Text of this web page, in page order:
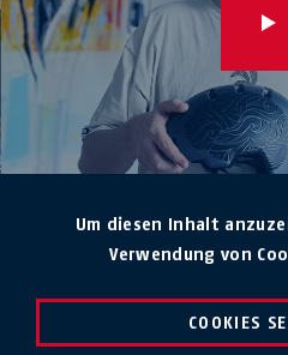
Um diesen Inhalt
Verwendung von
COOKIES